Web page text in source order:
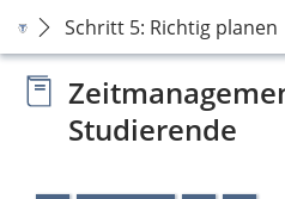
Schritt 5: Richtig planen
Studierende